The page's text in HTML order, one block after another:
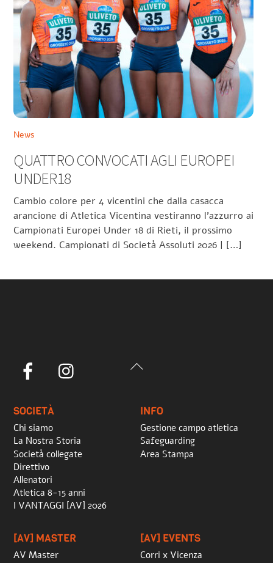
News
QUATTRO CONVOCATI AGLI EUROPEI
UNDER18
Cambio colore per 4 vicentini che dalla casacca
arancione di Atletica Vicentina vestiranno l’azzurro ai
Campionati Europei Under 18 di Rieti, il prossimo
weekend. Campionati di Società Assoluti 2026 | […]
Back
Facebook
SOCIETÀ
Chi siamo
La Nostra Storia
Società collegate
Direttivo
Allenatori
Atletica 8-15 anni
I VANTAGGI [AV] 2026
INFO
Gestione campo atletica
Safeguarding
Area Stampa
[AV] MASTER
AV Master
[AV] EVENTS
Corri x Vicenza